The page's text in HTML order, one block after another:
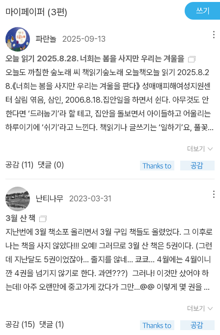
럽기 때문에 성을 판다’는 남성중심적 편견에 가려진 권력관계를 성
매매 현장에 밀착해 들여다본다. 그에 따르면 “종사 여성을 관리하고
통제하는 업주에게 성매매 여성이 형사처벌의 대상이라는 점, 성매매
여성이 전 사회적인 비난의 대상이라는 점은 여성에 대한 통제를 보
다 용이하게 하고 갑-을 관계를 더욱 공고히 해준다(59쪽)”. 성매매
여성은 업주와 구매자의 폭력에 노출될 뿐 아니라 법망을 피하기 위
해 제공되는 각종 대출상품에 얽혀 성산업의 수익 원천으로 존재할
따름이다. 성매매 여성을 ‘법에 따라’ 처벌한 결과, 성산업이 취약한
여성들을 통해 끊임없이 돈을 불리고 있는 것이다. 이어서 한국형사·
법무정책연구원의 장다혜 연구위원은 성매매처벌법이 수사 현장에서
입함으로써 윤락행위등방지법과 차별화를 시도했다. 그러나 핵심 개
념인 성매매에 있어서는 “성매매 여성을 ‘선량한 성풍속’이라는 사회
적 법익을 침해하는 행위의 주체로 자리매김하고(88~89쪽)” 있어
이전 법의 보수적인 관행을 지속하고 있다. 특히 경찰과 검찰 등 일선
수사기관은 법률상 성매매 규정을 이유로 단속을 통한 현장검거와 검
거 후 벌금형을 진행하는데, 이들은 성매매 여성의 경제적 예속방식
이 변화했음을 인식하지 못한 채 성매매처벌법을 단순 적용하고 있어
한 채 성폭력 피해를 입어도 대항할 힘이 부족한 상황에 놓인다. 공익
마다 겪었던 어처구니없는 현실을 차근차근 털어놓는다. 사기 피해를
당한 여성이 경찰에 신고하자 성매매처벌법 위반 혐의로 조사를 받는
매매 그리고 불처벌이라는 주제를 여러 각도에서 조망하고 개진한 글
모음이다. 11개의 챕터는 성매매 여성을 처벌해온 역사를 살피기도
하고, 현재 처벌되는 현실과 그 근거, 그리고 그 근거의 부당함을 살피
며 결론적으로는 '성판매 여성 불처벌'이라는 방법을 제시한다. '공
창'이라는 일제 치하의 성매매부터 '벗방 같은 지금의 성매매 형태를
살피는 역사적인 흐름과 그 맥락, 지금의 문제를 여러 각도에서 본다
는 점에서 공시적이면서 통시적인 책으로 한국 성매매에 관해 생각해
볼 지점을 다채롭게 제시하는 책이라는 점이 훌륭하다. ​사실 여러 사
람이 모여 쓴 글이므로 모든 사람의 의견에 동의할 수 있는 것은 아니
고, 내가 비판하는 주장을 하는 필자도 있었다. 그럼에도 불구하고 같
은 맥락을 이야기하고 있다는 점이 좋았다. 가부장제 안에서 '부정
의'하게 '처벌'받고 있는 현실에서 '불(不)'자의 위치를 올바르게 바꾸
어 '정의로운' '불처벌'로 바꾸고 싶어 한다는 점에서 같았다. 많은 사
람들이 성판매 여성을 만나본 적이 없다고 말하면서도 성착취 피해
여성을 잘 아는 것처럼 말한다. 사치스러움이 대표적이다. 그런 이미
지는 어디에서 만들어진 것이며 어떻게 재생산되고 있는가. 이런 시
선이 달라지지 않는다면, 과연 법적인 '불처벌'이 이루어질 수 있을
까? 이루어진다 해도 사회적인 처벌이 남아있다는 점에서 완벽한 '불
처벌'이 아닐 것이다. 마지막 챕터에서 유현미는 '우리'가 '그들'과 구
별되어 '그들'을 비판하고 싶어 하는 것은 우리의 죄책감을 희석하기
라는 구분에 의문을 가져보았으면 좋겠다. 책에는 약 100여 년 전 '창
마이페이퍼 (3편) 쓰기
파란놀 2025-09-13
오늘 읽기 2025.8.28. 너희는 봄을 사지만 우리는 겨울을
오늘도 까칠한 숲노래 씨 책읽기숲노래 오늘책오늘 읽기 2025.8.2
8.《너희는 봄을 사지만 우리는 겨울을 판다》 성매매피해여성지원센
터 살림 엮음, 삼인, 2006.8.18.집안일을 하면서 쉰다. 아무것도 안
한다면 ‘드러눕기’라 할 테고, 집안을 돌보면서 아이들하고 어울리는
하루이기에 ‘쉬기’라고 느낀다. 책읽기나 글쓰기는 ‘일하기’요, 풀꽃나
다. 낮나절에 ‘닥치다’라는 낱말을 헤아린다. “닥치는 대로” 꼴로도 쓰
지만, ‘다물다’랑 같은 뜻인 두 가지 쓰임새이다. 무슨 일이건 “닥치는
대로” 한다면 “생각없이 마구” 날뛰는 셈이다. “닥치고 내 말 들
어!”라 외친다면 혼자 제멋대로 구는 셈이고. ‘답치기’를 일삼거나 ‘답
답굴레’를 씌우는 무리가 있었기에 ‘닥치다 ㄱㄴ’이 태어났다고 느낀
다. 《너희는 봄을 사지만 우리는 겨울을 판다》는 2005년에 처음 나
왔다. 이듬해에 새옷을 입었고, 어느덧 스무 해를 살아낸다. 한쪽은 살
림돈을 벌려고 몸을 팔고, 한쪽은 살림돈이 남아서 몸을 산다. ‘봄’을
사려고 돈을 쓰기 앞서, ‘봄’이 오도록 돈을 나누는 길을 열 줄은 모를
까? 이제 누구나 알듯, 이 나라에 돈이 없지 않다. 뒷돈을 챙기는 무리
가 그득할 뿐이고, 뒷돈으로 노닥질을 일삼을 뿐이다. 쉽게 떼돈을 버
는 이는 쉽게 노닥이지만, 땀과 이슬과 사랑으로 살림돈을 버는 이는
으레 이웃하고 손길을 나눈다.ㅍㄹㄴ+[고정애의 시시각각] “친구에
더보기
공감 (11) 댓글 (0)
난티나무 2023-03-31
3월 산 책
지난번에 3월 책소포 올리면서 3월 구입 책들도 올렸었다. 그 이후로
나는 책을 사지 않았다!!! 오예! 그러므로 3월 산 책은 5권이다. (그런
데 지난달도 5권이었잖아... 줄지를 않네... 쿄쿄... 4월에는 4월이니
깐 4권을 넘기지 않기로 한다. 과연???) 그러나! 이것만 샀어야 하
는데! 아주 오랜만에 중고가게 갔다가 그만...@@ 이렇게 몇 권을 더
도 매우 저렴하잖아. 그러니까 괜찮아... 대프니 듀 모리에고, 엘리자
베스 스트라우트잖아, 괜찮아, 완전 괜찮아. 마리 다리외세크 책은 소
더보기
공감 (15) 댓글 (1)